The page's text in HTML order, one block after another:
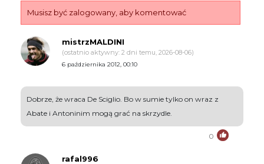
Musisz być zalogowany, aby komentować
mistrzMALDINI
(ostatnio aktywny: 2 dni temu, 2026-08-06)
6 października 2012, 00:10
Dobrze, że wraca De Sciglio. Bo w sumie tylko on wraz z
Abate i Antoninim mogą grać na skrzydle.
0
rafal996